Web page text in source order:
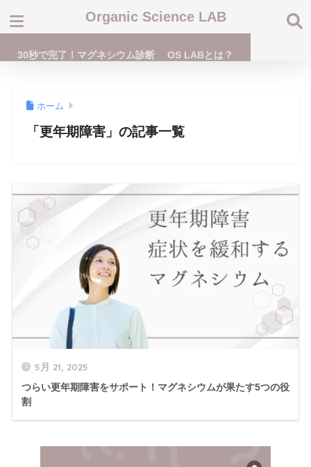
Organic Science LAB
30秒で完了！マグネシウム診断 OS LABとは？
ホーム
「更年期障害」の記事一覧
5月 21, 2025
つらい更年期障害をサポート！マグネシウムが果たす5つの役
割